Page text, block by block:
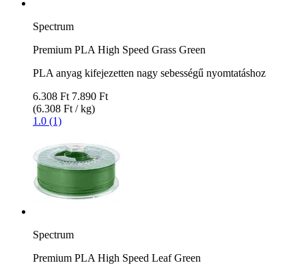
Spectrum
Premium PLA High Speed Grass Green
PLA anyag kifejezetten nagy sebességű nyomtatáshoz
6.308 Ft 7.890 Ft
(6.308 Ft / kg)
1.0 (1)
Spectrum
Premium PLA High Speed Leaf Green